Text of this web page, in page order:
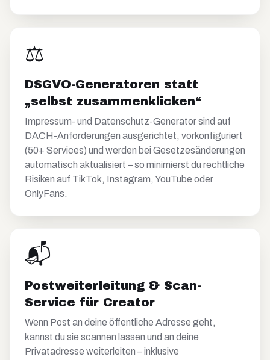
⚖️
DSGVO-Generatoren statt
„selbst zusammenklicken“
Impressum- und Datenschutz-Generator sind auf
DACH-Anforderungen ausgerichtet, vorkonfiguriert
(50+ Services) und werden bei Gesetzesänderungen
automatisch aktualisiert – so minimierst du rechtliche
Risiken auf TikTok, Instagram, YouTube oder
OnlyFans.
📬
Postweiterleitung & Scan-
Service für Creator
Wenn Post an deine öffentliche Adresse geht,
kannst du sie scannen lassen und an deine
Privatadresse weiterleiten – inklusive